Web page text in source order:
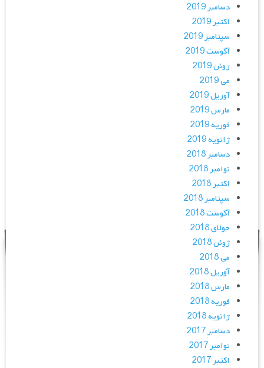
دسامبر 2019
اکتبر 2019
سپتامبر 2019
آگوست 2019
ژوئن 2019
می 2019
آوریل 2019
مارس 2019
فوریه 2019
ژانویه 2019
دسامبر 2018
نوامبر 2018
اکتبر 2018
سپتامبر 2018
آگوست 2018
جولای 2018
ژوئن 2018
می 2018
آوریل 2018
مارس 2018
فوریه 2018
ژانویه 2018
دسامبر 2017
نوامبر 2017
اکتبر 2017